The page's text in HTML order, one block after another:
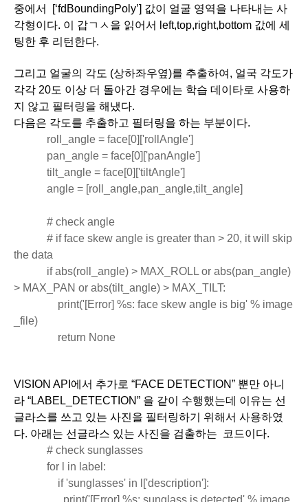
중에서  [‘fdBoundingPoly’] 값이 얼굴 영역을 나타내는 사
각형이다. 이 갑ㄱㅅ을 읽어서 left,top,right,bottom 값에 세
팅한 후 리턴한다.
그리고 얼굴의 각도 (상하좌우옆)를 추출하여, 얼국 각도가
각각 20도 이상 더 돌아간 경우에는 학습 데이타로 사용하
지 않고 필터링을 해냈다.
다음은 각도를 추출하고 필터링을 하는 부분이다.
roll_angle = face[0]['rollAngle']
pan_angle = face[0]['panAngle']
tilt_angle = face[0]['tiltAngle']
angle = [roll_angle,pan_angle,tilt_angle]
# check angle
the data
> MAX_PAN or abs(tilt_angle) > MAX_TILT:
_file)
return None
VISION API에서 추가로 “FACE DETECTION” 뿐만 아니
라 “LABEL_DETECTION” 을 같이 수행했는데 이유는 선
글라스를 쓰고 있는 사진을 필터링하기 위해서 사용하였
다. 아래는 선글라스 있는 사진을 검출하는  코드이다.
# check sunglasses
for l in label:
if 'sunglasses' in l['description']: